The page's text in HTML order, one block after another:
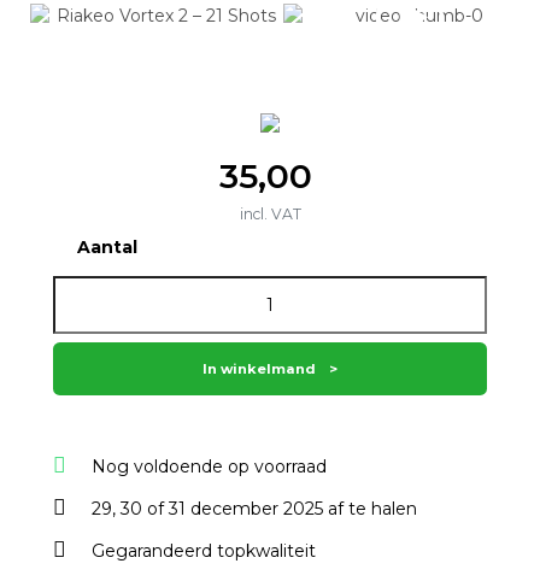
35,00
incl. VAT
Aantal
In winkelmand
Nog voldoende op voorraad
29, 30 of 31 december 2025 af te halen
Gegarandeerd topkwaliteit